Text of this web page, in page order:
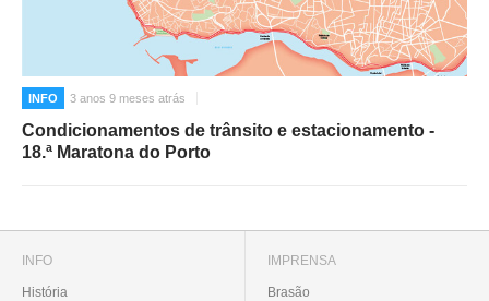
INFO 3 anos 9 meses atrás
Condicionamentos de trânsito e estacionamento -
18.ª Maratona do Porto
INFO
História
IMPRENSA
Brasão